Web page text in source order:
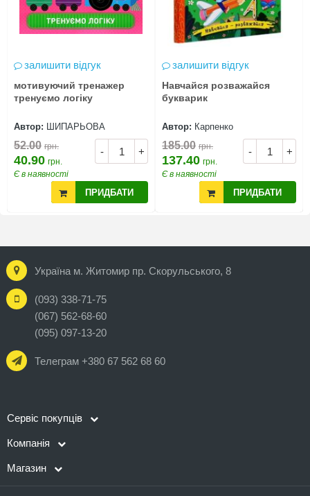
залишити відгук
мотивуючий тренажер
тренуємо логіку
Автор: ШИПАРЬОВА
- +
52.00 грн.
40.90 грн.
Є в наявності
ПРИДБАТИ
залишити відгук
Навчайся розважайся
букварик
Автор: Карпенко
- +
185.00 грн.
137.40 грн.
Є в наявності
ПРИДБАТИ
Україна м. Житомир пр. Скорульського, 8
(093) 338-71-75
(067) 562-68-60
(095) 097-13-20
Телеграм +380 67 562 68 60
Сервіс покупців
Компанія
Магазин